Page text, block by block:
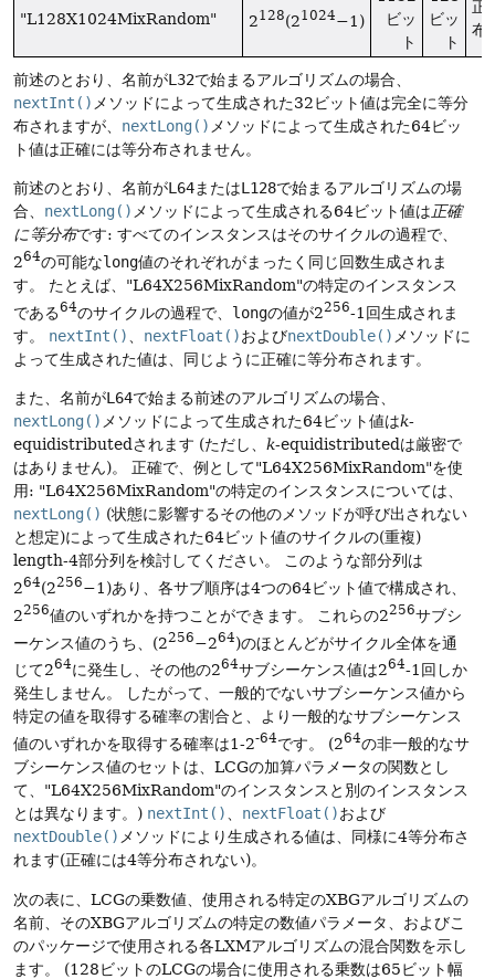
"L128X1024MixRandom" 2128(21024−1)
ビッ
ト
ビッ
ト
正
布
前述のとおり、名前がL32で始まるアルゴリズムの場合、
nextInt() メソッドによって生成された32ビット値は完全に等分
布されますが、 nextLong() メソッドによって生成された64ビッ
ト値は正確には等分布されません。
前述のとおり、名前がL64またはL128で始まるアルゴリズムの場
合、 nextLong() メソッドによって生成される64ビット値は正確
に等分布です: すべてのインスタンスはそのサイクルの過程で、
264の可能なlong値のそれぞれがまったく同じ回数生成されま
す。
たとえば、"L64X256MixRandom"の特定のインスタンス
である64のサイクルの過程で、 longの値が2256-1回生成されま
す。
nextInt() nextFloat()およびnextDouble() メソッドに
よって生成された値は、同じように正確に等分布されます。
また、名前がL64で始まる前述のアルゴリズムの場合、
nextLong() メソッドによって生成された64ビット値はk-
equidistributedされます (ただし、 k-equidistributedは厳密で
はありません)。
正確で、例として"L64X256MixRandom"を使
用: "L64X256MixRandom"の特定のインスタンスについては、
nextLong() (状態に影響するその他のメソッドが呼び出されない
と想定)によって生成された64ビット値のサイクルの(重複)
length-4部分列を検討してください。
このような部分列は
264(2256−1)あり、各サブ順序は4つの64ビット値で構成され、
2256値のいずれかを持つことができます。 これらの2256サブシ
ーケンス値のうち、(2256−264)のほとんどがサイクル全体を通
じて264に発生し、その他の264サブシーケンス値は264-1回しか
発生しません。
したがって、一般的でないサブシーケンス値から
特定の値を取得する確率の割合と、より一般的なサブシーケンス
値のいずれかを取得する確率は1-2-64です。 (264の非一般的なサ
ブシーケンス値のセットは、LCGの加算パラメータの関数とし
て、"L64X256MixRandom"のインスタンスと別のインスタンス
とは異なります。) nextInt()、 nextFloat()および
nextDouble() メソッドにより生成される値は、同様に4等分布さ
れます(正確には4等分布されない)。
次の表に、LCGの乗数値、使用される特定のXBGアルゴリズムの
名前、そのXBGアルゴリズムの特定の数値パラメータ、およびこ
のパッケージで使用される各LXMアルゴリズムの混合関数を示し
ます。
(128ビットのLCGの場合に使用される乗数は65ビット幅